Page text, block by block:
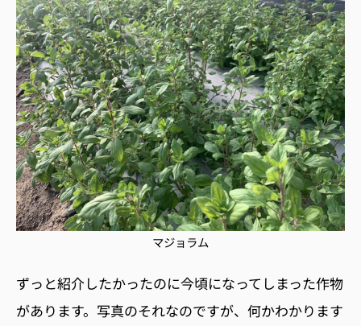
マジョラム
ずっと紹介したかったのに今頃になってしまった作物
があります。写真のそれなのですが、何かわかります